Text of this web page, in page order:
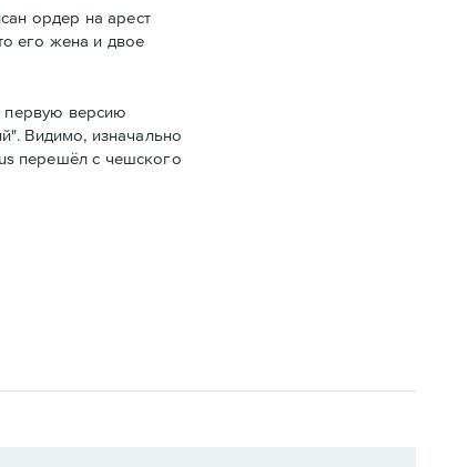
ордер на арест
его жена и двое
первую версию
Видимо, изначально
перешёл с чешского